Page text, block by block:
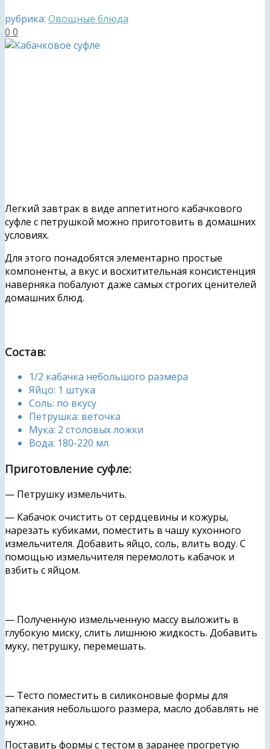
рубрика: Овощные блюда
0 0
Легкий завтрак в виде аппетитного кабачкового
суфле с петрушкой можно приготовить в домашних
условиях.
Для этого понадобятся элементарно простые
компоненты, а вкус и восхитительная консистенция
наверняка побалуют даже самых строгих ценителей
домашних блюд.
Состав:
1/2 кабачка небольшого размера
Яйцо: 1 штука
Соль: по вкусу
Петрушка: веточка
Мука: 2 столовых ложки
Вода: 180-220 мл
Приготовление суфле:
— Петрушку измельчить.
— Кабачок очистить от сердцевины и кожуры,
нарезать кубиками, поместить в чашу кухонного
измельчителя. Добавить яйцо, соль, влить воду. С
помощью измельчителя перемолоть кабачок и
взбить с яйцом.
— Полученную измельченную массу выложить в
глубокую миску, слить лишнюю жидкость. Добавить
муку, петрушку, перемешать.
— Тесто поместить в силиконовые формы для
запекания небольшого размера, масло добавлять не
нужно.
Поставить формы с тестом в заранее прогретую